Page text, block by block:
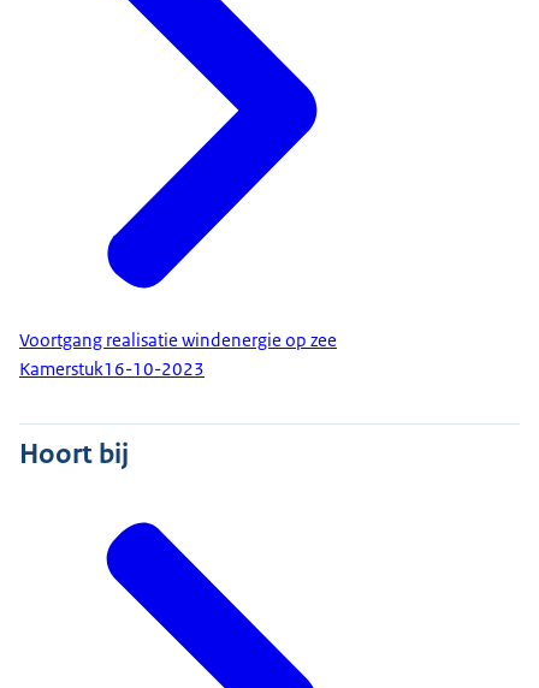
Voortgang realisatie windenergie op zee
Kamerstuk16-10-2023
Hoort bij